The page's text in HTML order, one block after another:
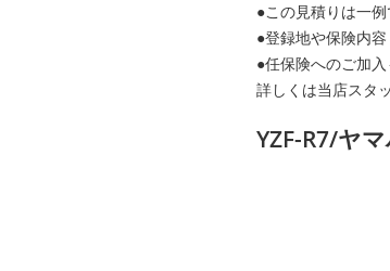
●この見積りは一例
●登録地や保険内
●任保険へのご加入
詳しくは当店スタ
YZF-R7/ヤ